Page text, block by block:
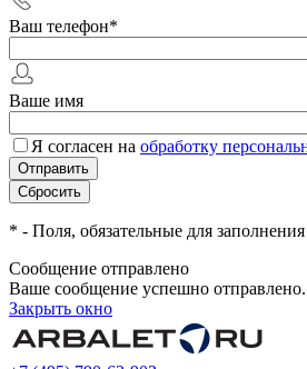
Ваш телефон*
Ваше имя
Я согласен на обработку
* - Поля, обязательные для заполнения
Сообщение отправлено
Ваше сообщение успешно
Закрыть окно